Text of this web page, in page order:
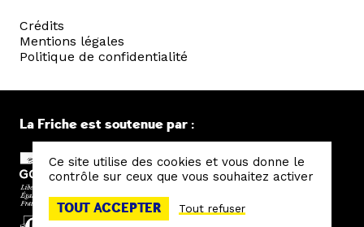
Crédits
Mentions légales
Politique de confidentialité
La Friche est soutenue par :
Ce site utilise des cookies et vous donne le
contrôle sur ceux que vous souhaitez activer
TOUT ACCEPTER Tout refuser